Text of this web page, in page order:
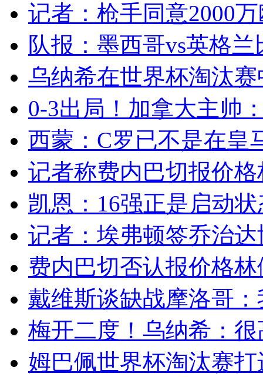
记者：枪手同意2000
队报：墨西哥vs英格
乌纳希在世界杯淘汰
0-3出局！加拿大主帅
西蒙：C罗已不是在皇
记者称费内巴切报价
凯恩：16强正是启动
记者：埃弗顿签乔治
费内巴切否认报价格
戴维斯谈缺战摩洛哥
梅开二度！乌纳希：
姆巴佩世界杯淘汰赛